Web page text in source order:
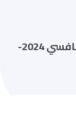
اعلان موعد و وقت الامتحان التنافسي 2024-